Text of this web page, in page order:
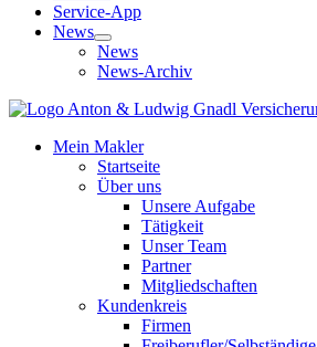
Service-App
News
News
News-Archiv
Mein Makler
Startseite
Über uns
Unsere Aufgabe
Tätigkeit
Unser Team
Partner
Mitgliedschaften
Kundenkreis
Firmen